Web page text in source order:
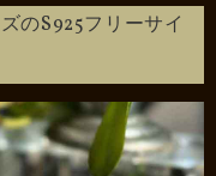
のS925フリーサイ